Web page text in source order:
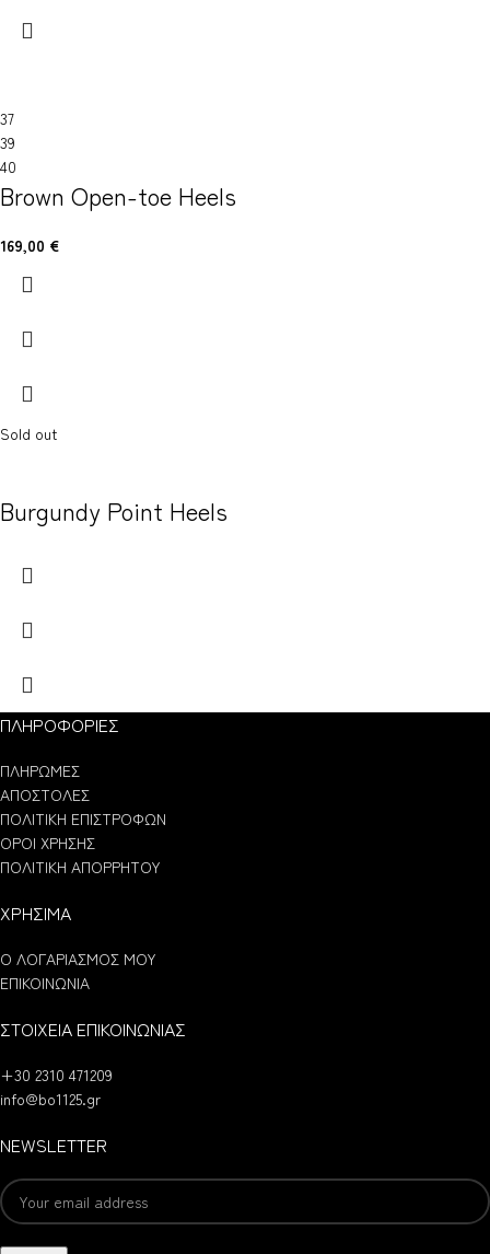
37
39
40
Brown Open-toe Heels
169,00 €
Sold out
Burgundy Point Heels
ΠΛΗΡΟΦΟΡΙΕΣ
ΠΛΗΡΩΜΕΣ
ΑΠΟΣΤΟΛΕΣ
ΠΟΛΙΤΙΚΗ ΕΠΙΣΤΡΟΦΩΝ
ΟΡΟΙ ΧΡΗΣΗΣ
ΠΟΛΙΤΙΚΗ ΑΠΟΡΡΗΤΟΥ
ΧΡΗΣΙΜΑ
Ο ΛΟΓΑΡΙΑΣΜΟΣ ΜΟΥ
ΕΠΙΚΟΙΝΩΝΙΑ
ΣΤΟΙΧΕΙΑ ΕΠΙΚΟΙΝΩΝΙΑΣ
+30 2310 471209
info@bo1125.gr
NEWSLETTER